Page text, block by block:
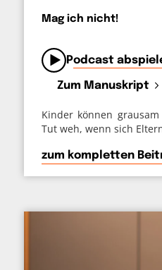
Mag ich nicht!
Podcast
Zum Manuskript
Kinder können
Tut weh, wenn sich
zum kompletten